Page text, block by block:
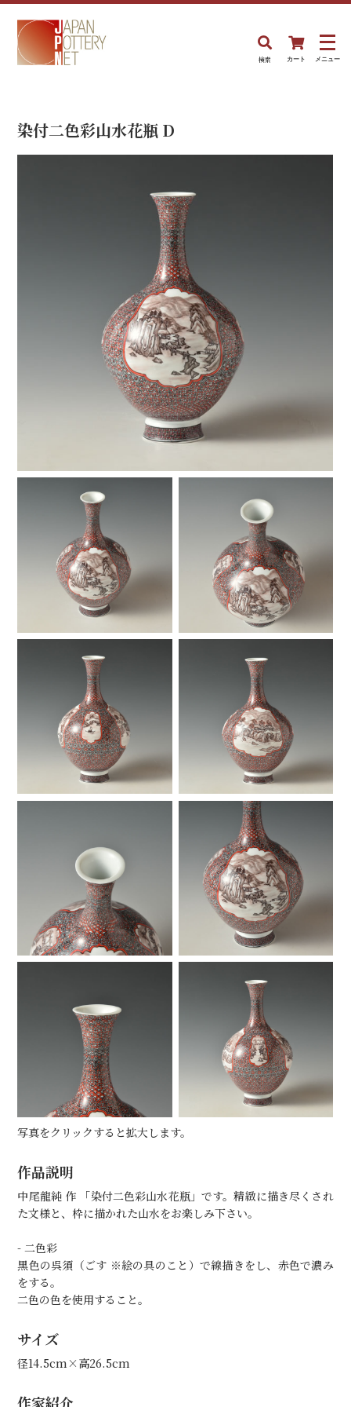
検索 カート メニュー
染付二色彩山水花瓶 D
写真をクリックすると拡大します。
作品説明
中尾龍純 作 「染付二色彩山水花瓶」です。精緻に描き尽くされ
た文様と、枠に描かれた山水をお楽しみ下さい。
- 二色彩
黒色の呉須（ごす ※絵の具のこと）で線描きをし、赤色で濃み
をする。
二色の色を使用すること。
サイズ
径14.5cm×高26.5cm
作家紹介